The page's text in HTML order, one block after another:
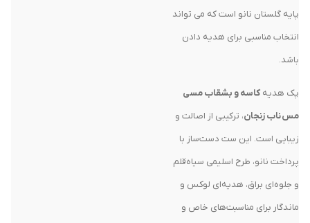
پایه گلستان نانو است که می تواند
انتخاب مناسبی برای هدیه دادن
باشد.
پک هدیه کاسه و بشقاب مسی
مس ناب زنجان، ترکیبی از اصالت و
زیبایی است. این ست دست‌ساز با
پرداخت نانو، طرح اسلیمی سیاه‌قلم
و جلوه‌ای براق، هدیه‌ای لوکس و
ماندگار برای مناسبت‌های خاص و